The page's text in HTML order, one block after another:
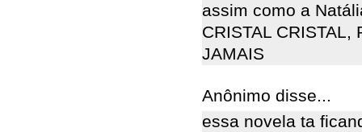
assim como a
CRISTAL CRISTAL,
JAMAIS
Anônimo disse...
essa novela ta